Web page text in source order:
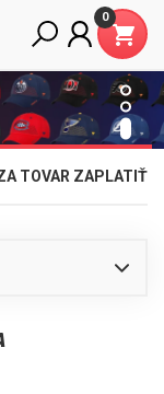
0
TOVAR ZAPLATIŤ